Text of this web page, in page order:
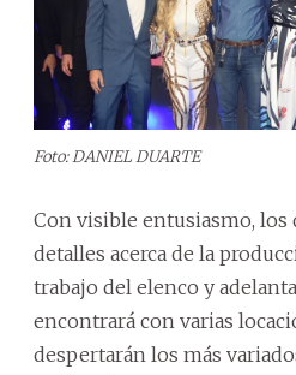
Foto: DANIEL DUARTE
Con visible entusiasmo,
detalles acerca de la
trabajo del elenco y
encontrará con varias
despertarán los más